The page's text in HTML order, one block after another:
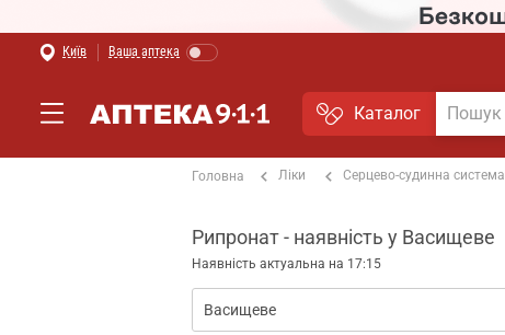
Київ Ваша аптека
Каталог
Головна Ліки Серцево-судинна система
Рипронат - наявність у Васищеве
Наявність актуальна на 17:15